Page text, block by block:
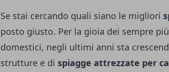
Se stai cercando quali siano le migliori
posto giusto. Per la gioia dei sempre
domestici, negli ultimi anni sta
strutture e di spiagge attrezzate per